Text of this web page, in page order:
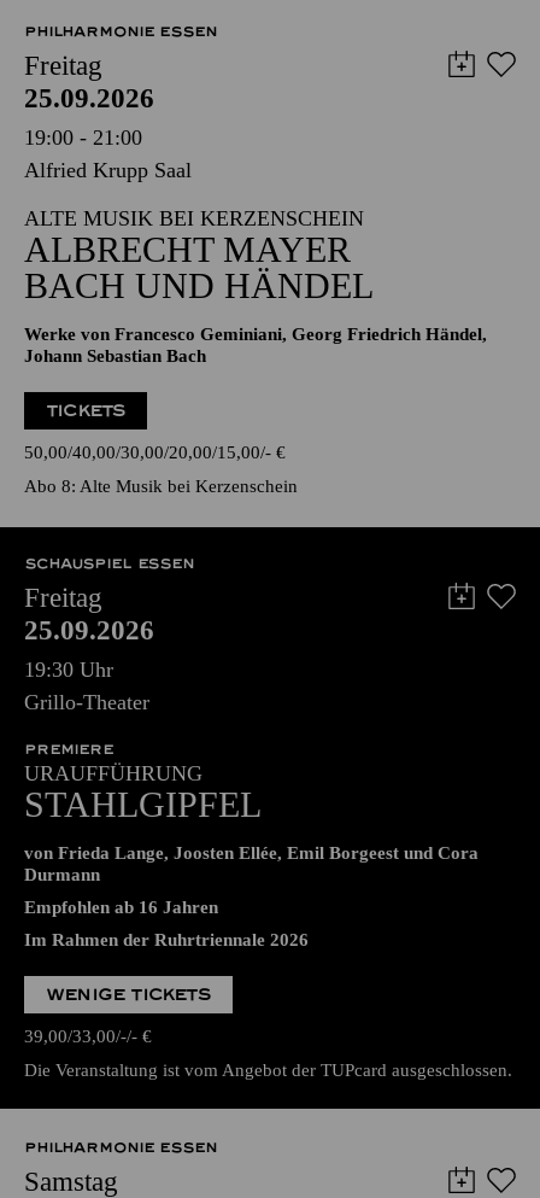
PHILHARMONIE ESSEN
Freitag
25.09.2026
19:00 - 21:00
Alfried Krupp Saal
ALTE MUSIK BEI KERZENSCHEIN
ALBRECHT MAYER
BACH UND HÄNDEL
Werke von Francesco Geminiani, Georg Friedrich Händel,
Johann Sebastian Bach
TICKETS
50,00 40,00 30,00 20,00 15,00 - €
Abo 8: Alte Musik bei Kerzenschein
SCHAUSPIEL ESSEN
Freitag
25.09.2026
19:30 Uhr
Grillo-Theater
PREMIERE
URAUFFÜHRUNG
STAHLGIPFEL
von Frieda Lange, Joosten Ellée, Emil Borgeest und Cora
Durmann
Empfohlen ab 16 Jahren
Im Rahmen der Ruhrtriennale 2026
WENIGE TICKETS
39,00 33,00 - - €
Die Veranstaltung ist vom Angebot der TUPcard ausgeschlossen.
PHILHARMONIE ESSEN
Samstag